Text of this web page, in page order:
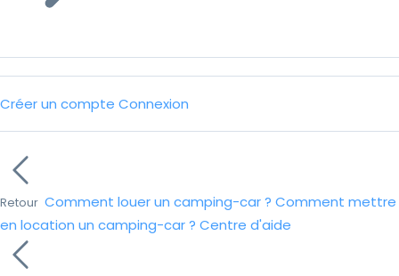
Créer un compte Connexion
Retour Comment louer un camping-car ? Comment mettre
en location un camping-car ? Centre d'aide